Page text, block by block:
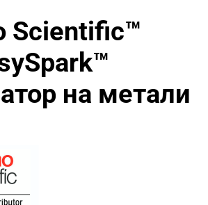
Scientific™
на метали